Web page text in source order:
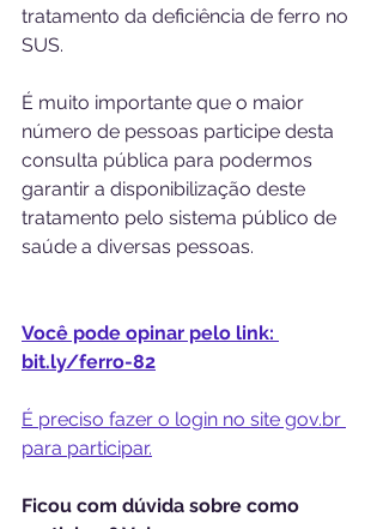
tratamento da deficiência de ferro no
SUS.
É muito importante que o maior
número de pessoas participe desta
consulta pública para podermos
garantir a disponibilização deste
tratamento pelo sistema público de
saúde a diversas pessoas.
Você pode opinar pelo link:
bit.ly/ferro-82
É preciso fazer o login no site gov.br
para participar.
Ficou com dúvida sobre como